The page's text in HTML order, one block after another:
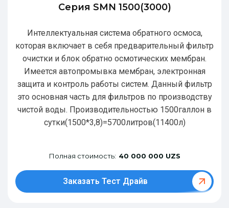
Серия SMN 1500(3000)
Интеллектуальная система обратного осмоса,
которая включает в себя предварительный фильтр
очистки и блок обратно осмотических мембран.
Имеется автопромывка мембран, электронная
защита и контроль работы систем. Данный фильтр
это основная часть для фильтров по производству
чистой воды. Производительностью 1500галлон в
сутки(1500*3,8)=5700литров(11400л)
Полная стоимость: 40 000 000 UZS
Заказать Тест Драйв